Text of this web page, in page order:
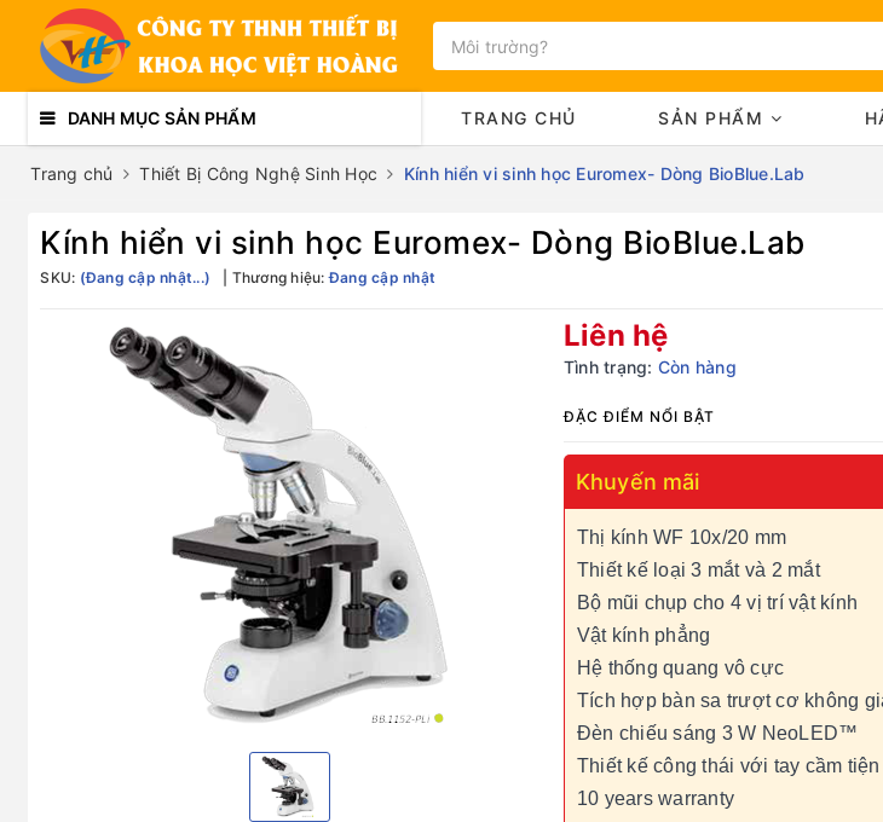
DANH MỤC SẢN PHẨM TRANG CHỦ SẢN PHẨM
Trang chủ Thiết Bị Công Nghệ Sinh Học Kính hiển vi sinh học Euromex- Dòng BioBlue.Lab
Kính hiển vi sinh học Euromex- Dòng BioBlue.Lab
SKU: (Đang cập nhật...) Thương hiệu:Đang cập nhật
Liên hệ
Tình trạng: Còn hàng
ĐẶC ĐIỂM NỔI BẬT
Khuyến mãi
Thị kính WF 10x/20 mm
Thiết kế loại 3 mắt và 2 mắt
Bộ mũi chụp cho 4 vị trí vật kính
Vật kính phẳng
Hệ thống quang vô cực
Tích hợp bàn sa trượt cơ không
Đèn chiếu sáng 3 W NeoLED™
Thiết kế công thái với tay cầm
10 years warranty